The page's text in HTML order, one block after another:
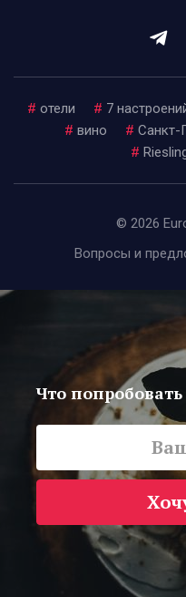
# отели # 7
# вино # Санкт-
#
© 2026
Вопросы и
Что